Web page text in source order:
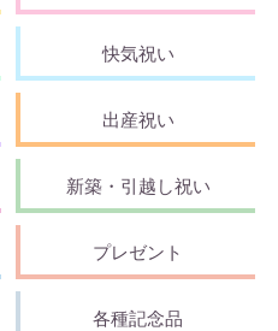
快気祝い
出産祝い
新築・引越し祝い
プレゼント
各種記念品